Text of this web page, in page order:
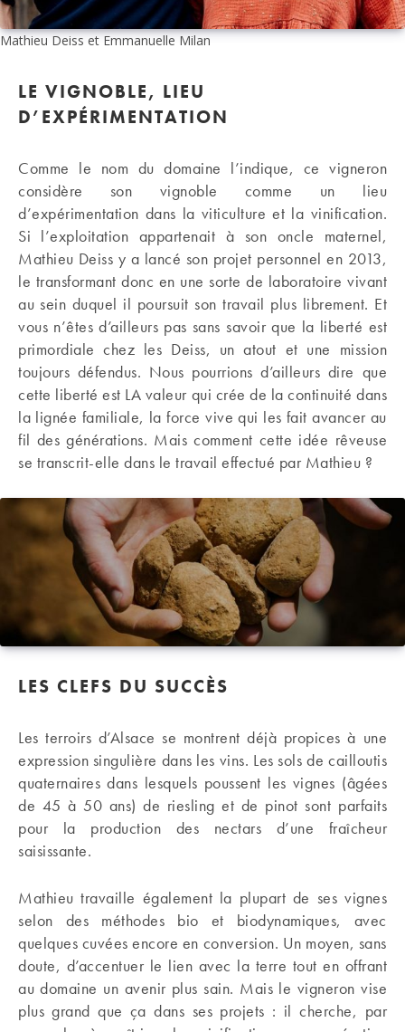
Mathieu Deiss et Emmanuelle Milan
LE VIGNOBLE, LIEU
D’EXPÉRIMENTATION
Comme le nom du domaine l’indique, ce vigneron
considère son vignoble comme un lieu
d’expérimentation dans la viticulture et la vinification.
Si l’exploitation appartenait à son oncle maternel,
Mathieu Deiss y a lancé son projet personnel en 2013,
le transformant donc en une sorte de laboratoire vivant
au sein duquel il poursuit son travail plus librement. Et
vous n’êtes d’ailleurs pas sans savoir que la liberté est
primordiale chez les Deiss, un atout et une mission
toujours défendus. Nous pourrions d’ailleurs dire que
cette liberté est LA valeur qui crée de la continuité dans
la lignée familiale, la force vive qui les fait avancer au
fil des générations. Mais comment cette idée rêveuse
se transcrit-elle dans le travail effectué par Mathieu ?
LES CLEFS DU SUCCÈS
Les terroirs d’Alsace se montrent déjà propices à une
expression singulière dans les vins. Les sols de cailloutis
quaternaires dans lesquels poussent les vignes (âgées
de 45 à 50 ans) de riesling et de pinot sont parfaits
pour la production des nectars d’une fraîcheur
saisissante.
Mathieu travaille également la plupart de ses vignes
selon des méthodes bio et biodynamiques, avec
quelques cuvées encore en conversion. Un moyen, sans
doute, d’accentuer le lien avec la terre tout en offrant
au domaine un avenir plus sain. Mais le vigneron vise
plus grand que ça dans ses projets : il cherche, par